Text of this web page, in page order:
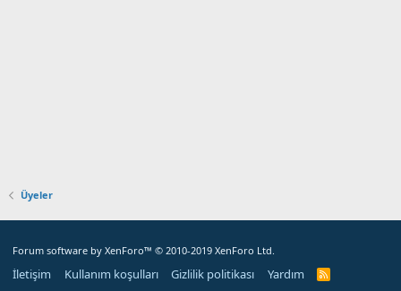
Üyeler
Forum software by XenForo™ © 2010-2019 XenForo Ltd.
İletişim Kullanım koşulları Gizlilik politikası Yardım
R